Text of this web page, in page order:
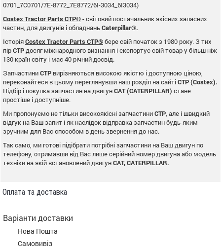
0701_7C0701/7E-8772_7E8772/6I-3034_6I3034)
Costex Tractor Parts CTP®- світовий постачальник якісних запасних
частин, для двигунів і обладнаньCaterpillar®.
ІсторіяCostex Tractor Parts CTP®бере свій початок з 1980 року. З тих
пірCTP досяг міжнародного визнання і експортує свій товар у більш ніж
130 країн світу і має 40 річний досвід.
ЗапчастиниCTP вирізняються високою якістю і доступною ціною,
переконайтеся в цьому переглянувши наш розділ на сайтіCTP (Costex).
Підбір і покупка запчастин на двигунCAT (CATERPILLAR) стане
простіше і доступніше.
Ми пропонуємо не тільки високоякісні запчастиниCTP , але і швидкий
відгук на Ваш запит і як наслідок відправка запчастин будь-яким
зручним для Вас способом в день звернення до нас.
Так само, ми готові підібрати потрібні запчастини на Ваш двигун по
телефону, отримавши від Вас лише серійний номер двигуна або модель
техніки на якій встановлений двигунCAT, CATERPILLAR.
Оплата та доставка
Варіанти доставки
Нова Пошта
Самовивіз